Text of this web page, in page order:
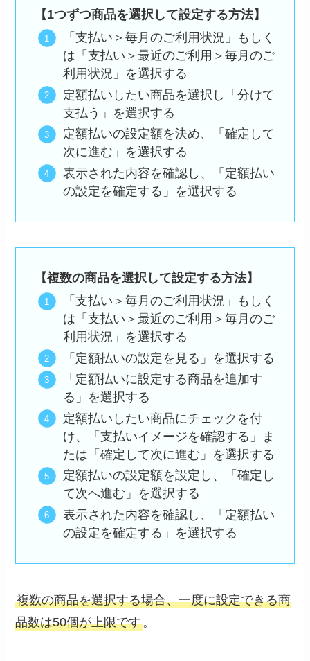
【1つずつ商品を選択して設定する方法】
「支払い＞毎月のご利用状況」もしく
は「支払い＞最近のご利用＞毎月のご
利用状況」を選択する
定額払いしたい商品を選択し「分けて
支払う」を選択する
定額払いの設定額を決め、「確定して
次に進む」を選択する
表示された内容を確認し、「定額払い
の設定を確定する」を選択する
【複数の商品を選択して設定する方法】
「支払い＞毎月のご利用状況」もしく
は「支払い＞最近のご利用＞毎月のご
利用状況」を選択する
「定額払いの設定を見る」を選択する
「定額払いに設定する商品を追加す
る」を選択する
定額払いしたい商品にチェックを付
け、「支払いイメージを確認する」ま
たは「確定して次に進む」を選択する
定額払いの設定額を設定し、「確定し
て次へ進む」を選択する
表示された内容を確認し、「定額払い
の設定を確定する」を選択する
複数の商品を選択する場合、一度に設定できる商
品数は50個が上限です。